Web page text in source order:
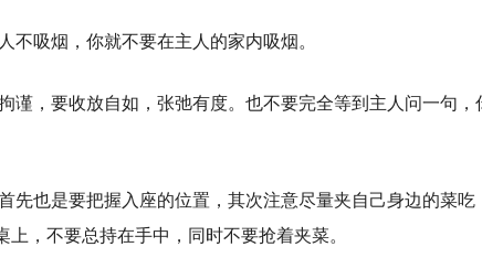
不吸烟，你就不要在主人的家内吸烟。
谨，要收放自如，张弛有度。也不要完全等到主人问一句，
先也是要把握入座的位置，其次注意尽量夹自己身边的菜吃
，不要总持在手中，同时不要抢着夹菜。